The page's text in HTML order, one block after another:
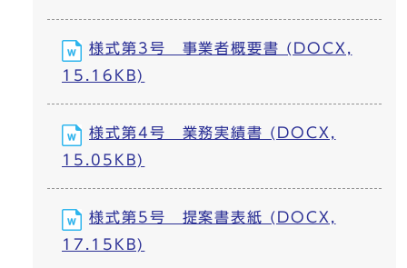
様式第3号 事業者概要書 (DOCX,
15.16KB)
様式第4号 業務実績書 (DOCX,
15.05KB)
様式第5号 提案書表紙 (DOCX,
17.15KB)